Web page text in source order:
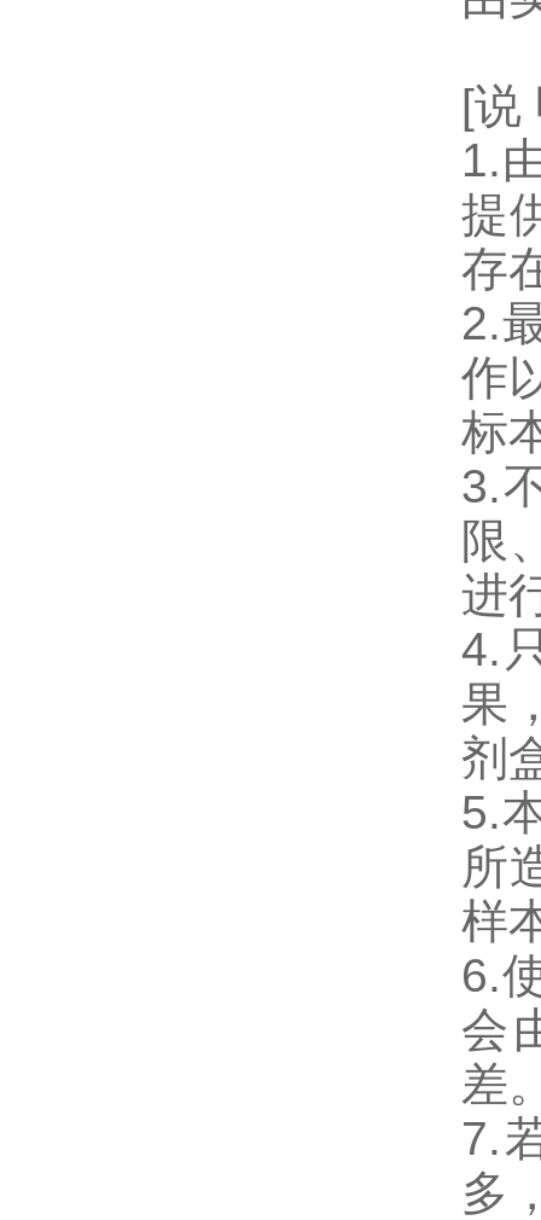
[说
1.
提
存
2.
作
标
3.
限
进
4.
果
剂
5.
所
样
6.
会
差
7.
多